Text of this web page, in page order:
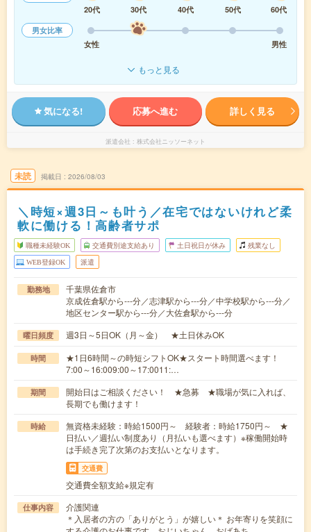
20代
30代 40代 50代
60代
男女比率
女性
男性
もっと見る
気になる! 応募へ進む 詳しく見る
派遣会社 株式会社ニッソーネット
未読 掲載日 2026/08/03
＼時短×週3日～も叶う／在宅ではないけれど柔
軟に働ける！高齢者サポ
職種未経験OK 交通費別途支給あり 土日祝日が休み 残業なし
WEB登録OK 派遣
勤務地
千葉県佐倉市
京成佐倉駅から---分／志津駅から---分／中学校駅から---分／
地区センター駅から---分／大佐倉駅から---分
曜日頻度 週3日～5日OK（月～金） ★土日休みOK
時間
★1日6時間～の時短シフトOK★スタート時間選べます！
7:00～16:009:00～17:0011:…
期間
開始日はご相談ください！ ★急募 ★職場が気に入れば、
長期でも働けます！
時給
無資格未経験：時給1500円～ 経験者：時給1750円～ ★
日払い／週払い制度あり（月払いも選べます）※稼働開始時
は手続き完了次第のお支払いとなります。
交通費
交通費全額支給※規定有
仕事内容
介護関連
＊入居者の方の「ありがとう」が嬉しい＊ お年寄りを笑顔に